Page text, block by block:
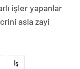
işler yapanlar
asla zayi
İş